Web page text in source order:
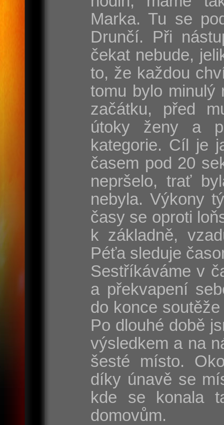
Marka. Tu se
Drunčí. Při
čekat nebude,
to, že každou
tomu bylo minulý
začátku, před
útoky ženy a
kategorie. Cíl je
časem pod 20
nepršelo, trať
nebyla. Výkony
časy se oproti
k základně,
Péťa sleduje
Sestříkáváme v
a překvapení
do konce
Po dlouhé době
výsledkem a na
šesté místo.
díky únavě se
kde se konala
domovům.